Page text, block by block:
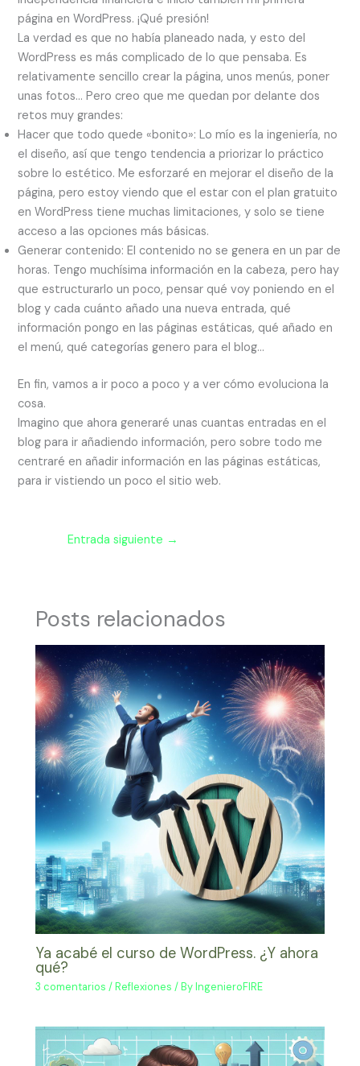
página en WordPress. ¡Qué presión!
La verdad es que no había planeado nada, y esto del
WordPress es más complicado de lo que pensaba. Es
relativamente sencillo crear la página, unos menús, poner
unas fotos… Pero creo que me quedan por delante dos
retos muy grandes:
Hacer que todo quede «bonito»: Lo mío es la ingeniería, no
el diseño, así que tengo tendencia a priorizar lo práctico
sobre lo estético. Me esforzaré en mejorar el diseño de la
página, pero estoy viendo que el estar con el plan gratuito
en WordPress tiene muchas limitaciones, y solo se tiene
acceso a las opciones más básicas.
Generar contenido: El contenido no se genera en un par de
horas. Tengo muchísima información en la cabeza, pero hay
que estructurarlo un poco, pensar qué voy poniendo en el
blog y cada cuánto añado una nueva entrada, qué
información pongo en las páginas estáticas, qué añado en
el menú, qué categorías genero para el blog…
En fin, vamos a ir poco a poco y a ver cómo evoluciona la
cosa.
Imagino que ahora generaré unas cuantas entradas en el
blog para ir añadiendo información, pero sobre todo me
centraré en añadir información en las páginas estáticas,
para ir vistiendo un poco el sitio web.
Entrada siguiente →
Posts relacionados
Ya acabé el curso de WordPress. ¿Y ahora
qué?
3 comentarios /Reflexiones / ByIngenieroFIRE